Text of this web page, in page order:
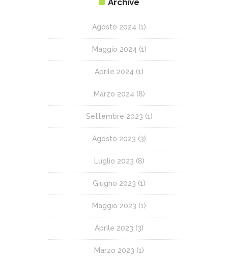
Agosto 2024 (1)
Maggio 2024 (1)
Aprile 2024 (1)
Marzo 2024 (8)
Settembre 2023 (1)
Agosto 2023 (3)
Luglio 2023 (8)
Giugno 2023 (1)
Maggio 2023 (1)
Aprile 2023 (3)
Marzo 2023 (1)